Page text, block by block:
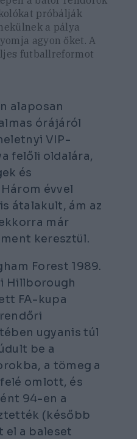
próbálják
a pálya
agyon őket. A
futballreformot
alaposan
órájáról
VIP-
felőli oldalára,
és
évvel
átalakult, ám az
már
keresztül.
Forest 1989.
Hillborough
FA-kupa
ugyanis túl
be a
a tömeg a
omlott, és
94-en a
(később
el a baleset